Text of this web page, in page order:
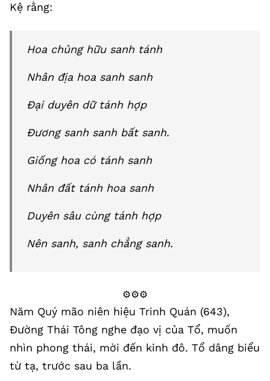
Kệ rằng:
Hoa chủng hữu sanh tánh
Nhân địa hoa sanh sanh
Đại duyên dữ tánh hợp
Đương sanh sanh bất sanh.
Giống hoa có tánh sanh
Nhân đất tánh hoa sanh
Duyên sâu cùng tánh hợp
Nên sanh, sanh chẳng sanh.
⚙️⚙️⚙️
Năm Quý mão niên hiệu Trinh Quán (643),
Đường Thái Tông nghe đạo vị của Tổ, muốn
nhìn phong thái, mời đến kinh đô. Tổ dâng biểu
từ tạ, trước sau ba lần.